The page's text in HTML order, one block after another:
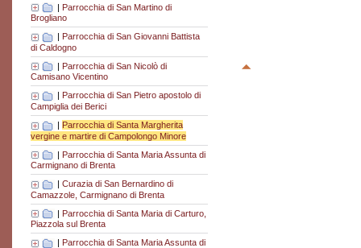
| Parrocchia di San Martino di
Brogliano
Parrocchia di San Giovanni Battista
di Caldogno
| Parrocchia di San Nicolò di
Camisano Vicentino
Parrocchia di San Pietro apostolo di
Campiglia dei Berici
| Parrocchia di Santa Margherita
vergine e martire di Campolongo Minore
| Parrocchia di Santa Maria Assunta di
Carmignano di Brenta
| Curazia di San Bernardino di
Camazzole, Carmignano di Brenta
| Parrocchia di Santa Maria di Carturo,
Piazzola sul Brenta
| Parrocchia di Santa Maria Assunta di